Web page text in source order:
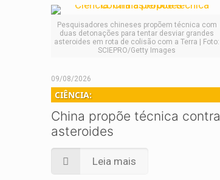
Pesquisadores chineses propõem técnica com
duas detonações para tentar desviar grandes
asteroides em rota de colisão com a Terra | Foto:
SCIEPRO/Getty Images
09/08/2026
CIÊNCIA:
China propõe técnica contra
asteroides
Leia mais